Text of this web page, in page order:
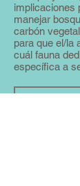
implicaciones
manejar
carbón
para que el/la
cuál fauna
específica a